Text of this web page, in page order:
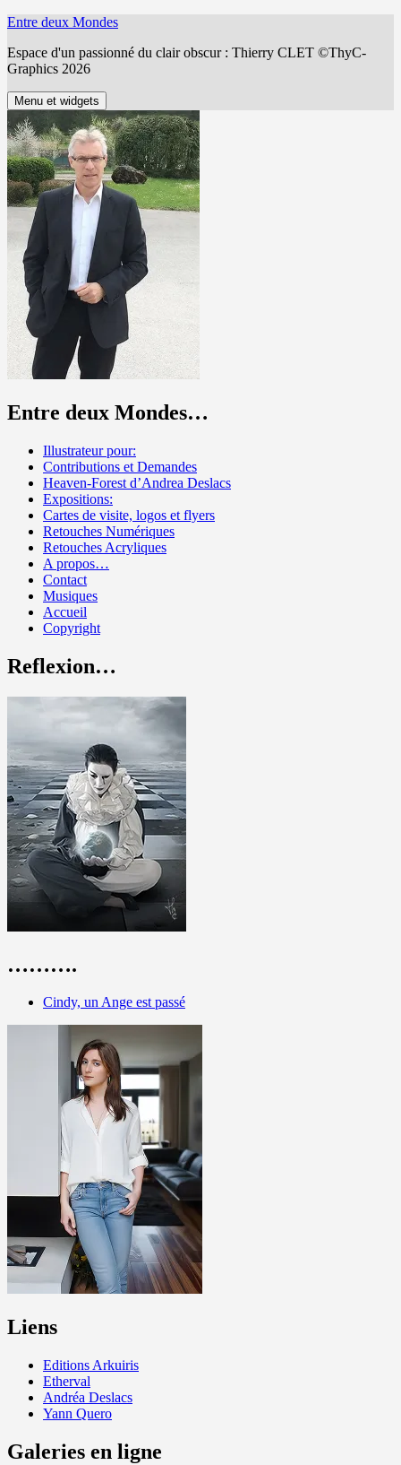
Aller
contenu
Entre deux Mondes
Espace d'un passionné du clair obscur : Thierry CLET ©ThyC-
Graphics 2026
Menu et widgets
Entre deux Mondes…
Illustrateur pour:
Contributions et Demandes
Heaven-Forest d’Andrea Deslacs
Expositions:
Cartes de visite, logos et flyers
Retouches Numériques
Retouches Acryliques
A propos…
Contact
Musiques
Accueil
Copyright
Reflexion…
……….
Cindy, un Ange est passé
Liens
Editions Arkuiris
Etherval
Andréa Deslacs
Yann Quero
Galeries en ligne